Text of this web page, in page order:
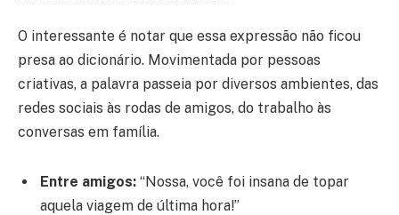
O interessante é notar que essa expressão não ficou
presa ao dicionário. Movimentada por pessoas
criativas, a palavra passeia por diversos ambientes, das
redes sociais às rodas de amigos, do trabalho às
conversas em família.
Entre amigos: “Nossa, você foi insana de topar
aquela viagem de última hora!”